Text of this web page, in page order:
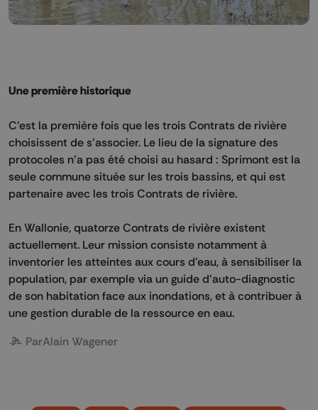
Une première historique
C'est la première fois que les trois Contrats de rivière
choisissent de s'associer. Le lieu de la signature des
protocoles n'a pas été choisi au hasard : Sprimont est la
seule commune située sur les trois bassins, et qui est
partenaire avec les trois Contrats de rivière.
En Wallonie, quatorze Contrats de rivière existent
actuellement. Leur mission consiste notamment à
inventorier les atteintes aux cours d'eau, à sensibiliser la
population, par exemple via un guide d'auto-diagnostic
de son habitation face aux inondations, et à contribuer à
une gestion durable de la ressource en eau.
ParAlain Wagener